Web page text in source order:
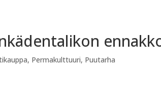
, Permakulttuuri, Puutarha